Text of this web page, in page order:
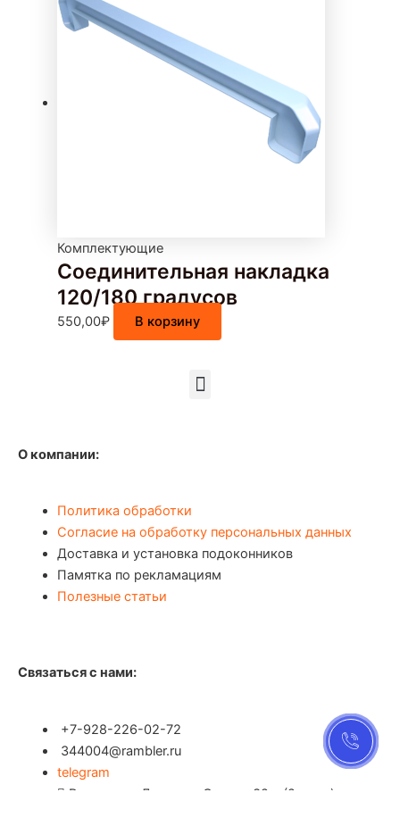
Комплектующие
Соединительная накладка
120/180 градусов
550,00₽ В корзину
Menu
О компании:
Политика обработки
Согласие на обработку персональных данных
Доставка и установка подоконников
Памятка по рекламациям
Полезные статьи
Связаться с нами:
+7-928-226-02-72
344004@rambler.ru
telegram
Ростов-на-Дону, пр. Стачки 32 а (2 этаж)